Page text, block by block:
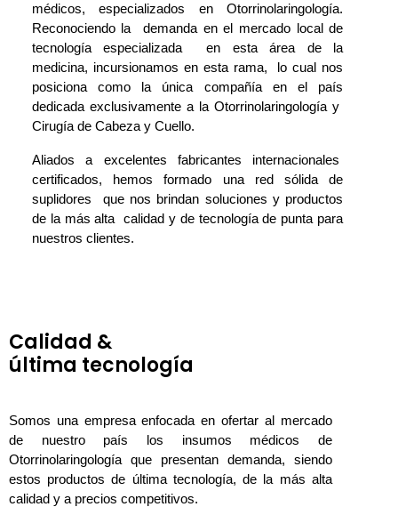
médicos, especializados en Otorrinolaringología.
Reconociendo la demanda en el mercado local de
tecnología especializada en esta área de la
medicina, incursionamos en esta rama, lo cual nos
posiciona como la única compañía en el país
dedicada exclusivamente a la Otorrinolaringología y
Cirugía de Cabeza y Cuello.
Aliados a excelentes fabricantes internacionales
certificados, hemos formado una red sólida de
suplidores que nos brindan soluciones y productos
de la más alta calidad y de tecnología de punta para
nuestros clientes.
Calidad &
última tecnología
Somos una empresa enfocada en ofertar al mercado
de nuestro país los insumos médicos de
Otorrinolaringología que presentan demanda, siendo
estos productos de última tecnología, de la más alta
calidad y a precios competitivos.